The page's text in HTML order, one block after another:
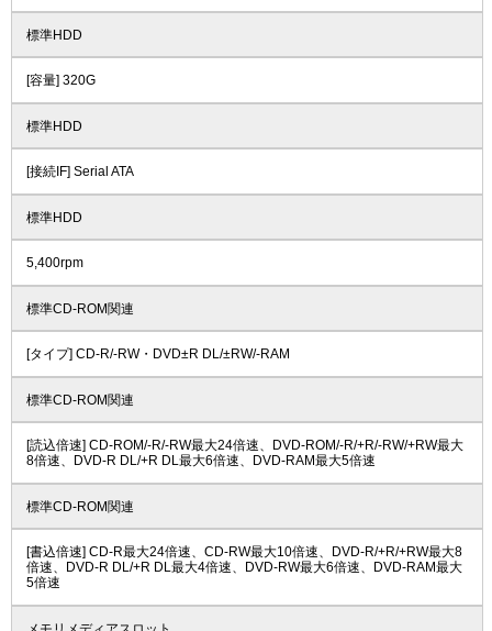
標準HDD
[容量] 320G
標準HDD
[接続IF] Serial ATA
標準HDD
5,400rpm
標準CD-ROM関連
[タイプ] CD-R/-RW・DVD±R DL/±RW/-RAM
標準CD-ROM関連
[読込倍速] CD-ROM/-R/-RW最大24倍速、DVD-ROM/-R/+R/-RW/+RW最大
8倍速、DVD-R DL/+R DL最大6倍速、DVD-RAM最大5倍速
標準CD-ROM関連
[書込倍速] CD-R最大24倍速、CD-RW最大10倍速、DVD-R/+R/+RW最大8
倍速、DVD-R DL/+R DL最大4倍速、DVD-RW最大6倍速、DVD-RAM最大
5倍速